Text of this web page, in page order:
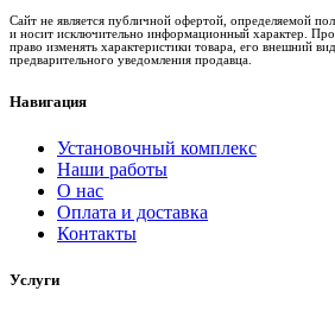
Сайт не является публичной офертой, определяемой
и носит исключительно информационный характер.
право изменять характеристики товара, его внешний
предварительного уведомления продавца.
Навигация
Установочный комплекс
Наши работы
О нас
Оплата и доставка
Контакты
Услуги